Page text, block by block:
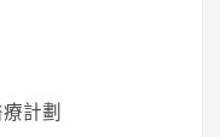
計劃